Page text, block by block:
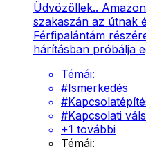
Üdvözöllek..
szakaszán az útnak
Férfipalántám
hárításban próbálja
Témái:
#Ismerkedés
#
#Kapcsolati
+1 további
Témái: